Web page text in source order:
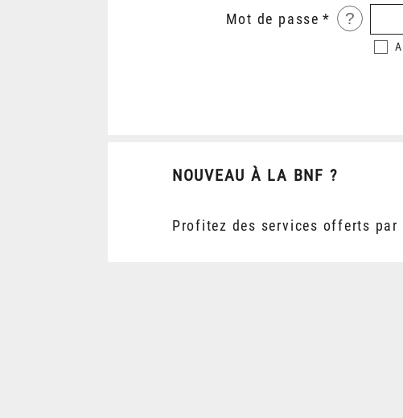
Mot de passe ?
NOUVEAU À LA BNF ?
Profitez des services offerts